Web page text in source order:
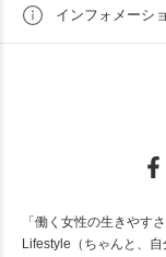
インフォメーシ
「働く女性の生きやす
Lifestyle（ちゃんと、